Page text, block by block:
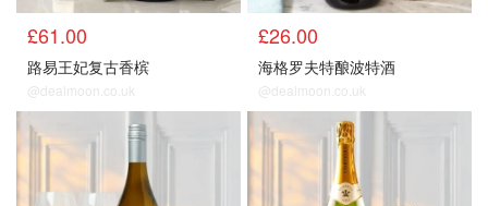
£61.00
路易王妃复古香槟
@dealmoon.co.uk
£26.00
海格罗夫特酿波特酒
@dealmoon.co.uk